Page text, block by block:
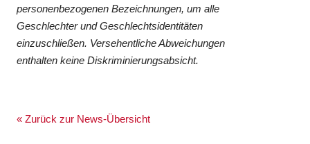
personenbezogenen Bezeichnungen, um alle
Geschlechter und Geschlechtsidentitäten
einzuschließen. Versehentliche Abweichungen
enthalten keine Diskriminierungsabsicht.
« Zurück zur News-Übersicht